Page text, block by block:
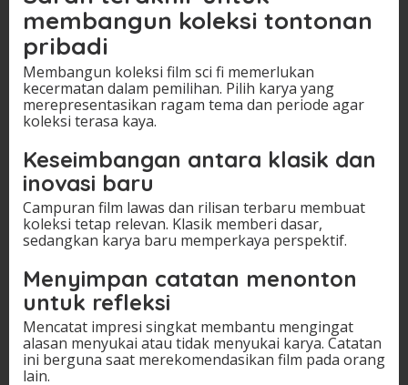
membangun koleksi tontonan
pribadi
Membangun koleksi film sci fi memerlukan
kecermatan dalam pemilihan. Pilih karya yang
merepresentasikan ragam tema dan periode agar
koleksi terasa kaya.
Keseimbangan antara klasik dan
inovasi baru
Campuran film lawas dan rilisan terbaru membuat
koleksi tetap relevan. Klasik memberi dasar,
sedangkan karya baru memperkaya perspektif.
Menyimpan catatan menonton
untuk refleksi
Mencatat impresi singkat membantu mengingat
alasan menyukai atau tidak menyukai karya. Catatan
ini berguna saat merekomendasikan film pada orang
lain.